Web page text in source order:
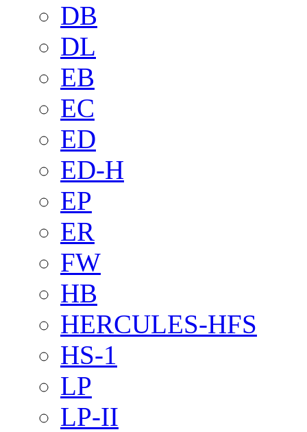
DB
DL
EB
EC
ED
ED-H
EP
ER
FW
HB
HERCULES-HFS
HS-1
LP
LP-II